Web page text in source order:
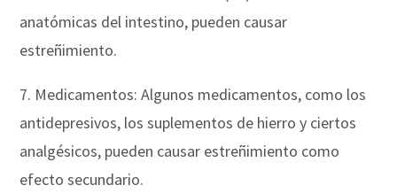
anatómicas del intestino, pueden causar
estreñimiento.
7. Medicamentos: Algunos medicamentos, como los
antidepresivos, los suplementos de hierro y ciertos
analgésicos, pueden causar estreñimiento como
efecto secundario.